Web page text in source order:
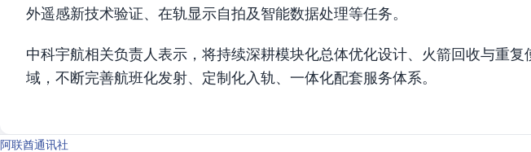
外遥感新技术验证、在轨显示自拍及智能数据处理等任务。
中科宇航相关负责人表示，将持续深耕模块化总体优化设计、火箭回收与重
域，不断完善航班化发射、定制化入轨、一体化配套服务体系。
阿联酋通讯社